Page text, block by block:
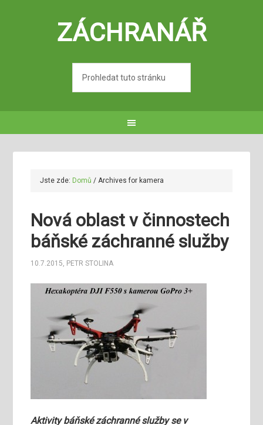
ZÁCHRANÁŘ
Jste zde: Domů / Archives for kamera
Nová oblast v činnostech
báňské záchranné služby
10.7.2015, PETR STOLINA
Aktivity báňské záchranné služby se v